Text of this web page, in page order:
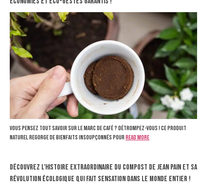
Vous pensez tout savoir sur le marc de café ? Détrompez-vous ! Ce produit
naturel regorge de bienfaits insoupçonnés pourRead more
Découvrez l’histoire extraordinaire du compost de Jean Pain et sa
révolution écologique qui fait sensation dans le monde entier !